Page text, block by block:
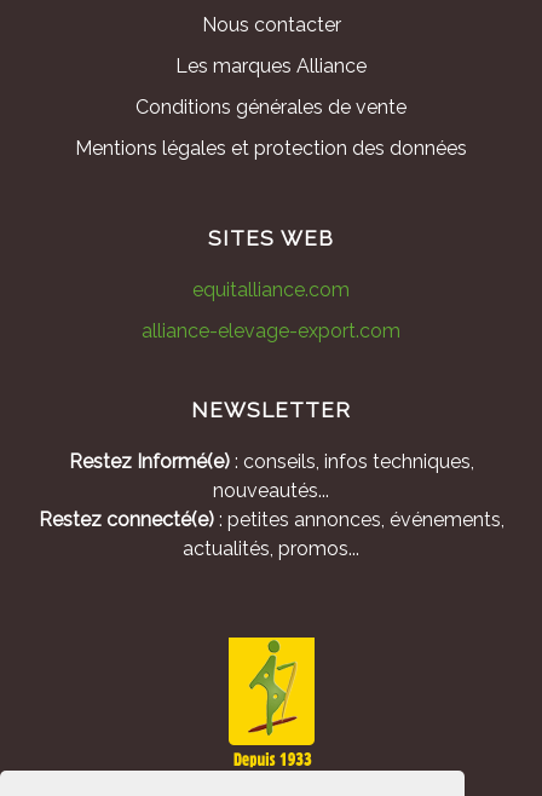
Nous contacter
Les marques Alliance
Conditions générales de vente
Mentions légales et protection des données
SITES WEB
equitalliance.com
alliance-elevage-export.com
NEWSLETTER
Restez Informé(e): conseils, infos techniques,
nouveautés...
Restez connecté(e): petites annonces, événements,
actualités, promos...